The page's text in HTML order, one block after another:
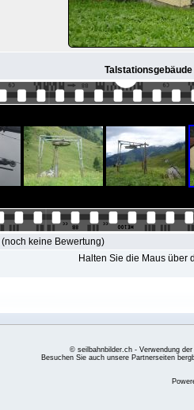
(noch keine Bewertung)
Halten Sie die Maus über
© seilbahnbilder.ch - Verwendung
Besuchen Sie auch unsere Partnerseiten